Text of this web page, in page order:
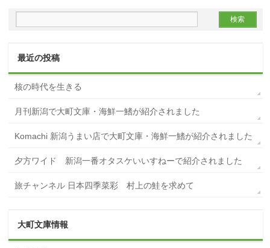
最近の投稿
核の時代を生きる
月刊新潟で大町文庫・海鮮一鰭が紹介されました
Komachi 新潟うまい店で大町文庫・海鮮一鰭が紹介されました
夕方ワイド 新潟一番オタスケいいすねーで紹介されました
旅チャンネル 日本四季菜彩 村上の鮭を求めて
大町文庫情報